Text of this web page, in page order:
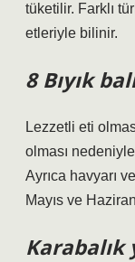
tüketilir. Farklı
etleriyle bilinir.
8 Bıyık
Lezzetli eti
olması
Ayrıca havyarı
Mayıs ve
Karabalık